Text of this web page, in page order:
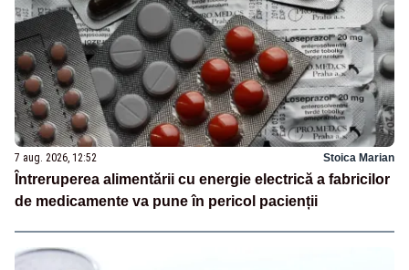
7 aug. 2026, 12:52 Stoica Marian
Întreruperea alimentării cu energie electrică a fabricilor
de medicamente va pune în pericol pacienții